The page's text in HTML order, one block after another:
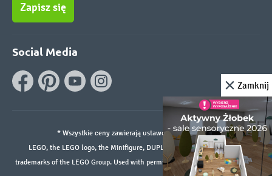
Zapisz się
Social Media
* Wszystkie ceny zawierają ustawowy podatek VAT.
LEGO, the LEGO logo, the Minifigure, DUPLO, and the SPIKE logo are
trademarks of the LEGO Group. Used with permission. ©2026 The LEGO Group
Zamknij